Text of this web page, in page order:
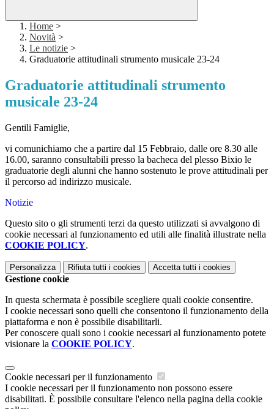
Home >
Novità >
Le notizie >
Graduatorie attitudinali strumento musicale 23-24
Graduatorie attitudinali strumento
musicale 23-24
Gentili Famiglie,
vi comunichiamo che a partire dal 15 Febbraio, dalle ore 8.30 alle
16.00, saranno consultabili presso la bacheca del plesso Bixio le
graduatorie degli alunni che hanno sostenuto le prove attitudinali per
il percorso ad indirizzo musicale.
Notizie
Questo sito o gli strumenti terzi da questo utilizzati si avvalgono di
cookie necessari al funzionamento ed utili alle finalità illustrate nella
COOKIE POLICY.
Personalizza Rifiuta tutti i cookies Accetta tutti i cookies
Gestione cookie
In questa schermata è possibile scegliere quali cookie consentire.
I cookie necessari sono quelli che consentono il funzionamento della
piattaforma e non è possibile disabilitarli.
Per conoscere quali sono i cookie necessari al funzionamento potete
visionare la COOKIE POLICY.
Cookie necessari per il funzionamento
I cookie necessari per il funzionamento non possono essere
disabilitati. È possibile consultare l'elenco nella pagina della cookie